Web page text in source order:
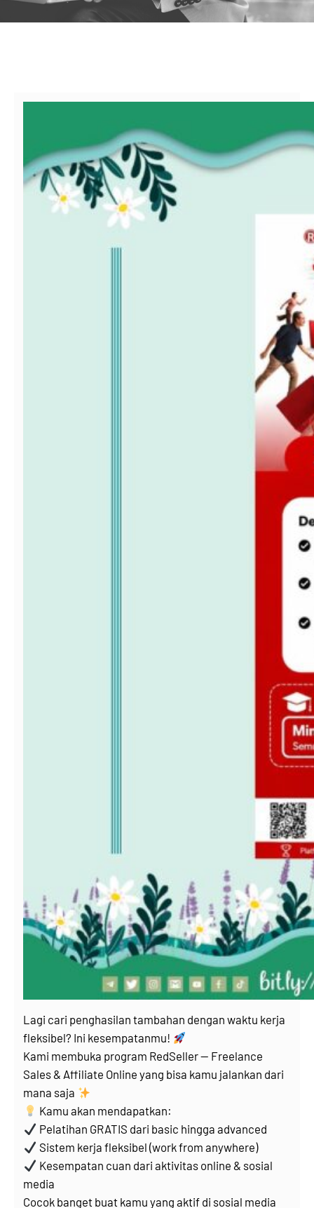
Lagi cari penghasilan tambahan dengan waktu kerja
fleksibel? Ini kesempatanmu!
Kami membuka program RedSeller — Freelance
Sales & Affiliate Online yang bisa kamu jalankan dari
mana saja
Kamu akan mendapatkan:
Pelatihan GRATIS dari basic hingga advanced
Sistem kerja fleksibel (work from anywhere)
Kesempatan cuan dari aktivitas online & sosial
media
Cocok banget buat kamu yang aktif di sosial media